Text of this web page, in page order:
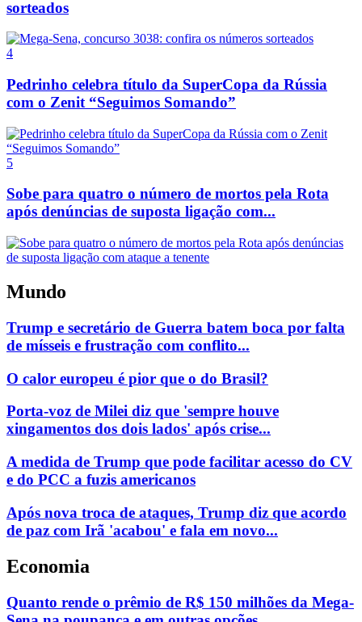
sorteados
4
Pedrinho celebra título da SuperCopa da Rússia
com o Zenit “Seguimos Somando”
5
Sobe para quatro o número de mortos pela Rota
após denúncias de suposta ligação com...
Mundo
Trump e secretário de Guerra batem boca por falta
de mísseis e frustração com conflito...
O calor europeu é pior que o do Brasil?
Porta-voz de Milei diz que 'sempre houve
xingamentos dos dois lados' após crise...
A medida de Trump que pode facilitar acesso do CV
e do PCC a fuzis americanos
Após nova troca de ataques, Trump diz que acordo
de paz com Irã 'acabou' e fala em novo...
Economia
Quanto rende o prêmio de R$ 150 milhões da Mega-